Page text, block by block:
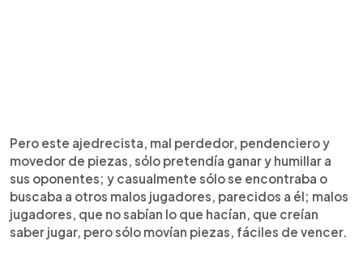
Pero este ajedrecista, mal perdedor, pendenciero y
movedor de piezas, sólo pretendía ganar y humillar a
sus oponentes; y casualmente sólo se encontraba o
buscaba a otros malos jugadores, parecidos a él; malos
jugadores, que no sabían lo que hacían, que creían
saber jugar, pero sólo movían piezas, fáciles de vencer.